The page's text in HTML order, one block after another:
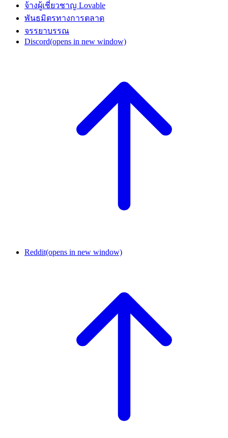
จ้างผู้เชี่ยวชาญ Lovable
พันธมิตรทางการตลาด
จรรยาบรรณ
Discord(opens in new window)
Reddit(opens in new window)